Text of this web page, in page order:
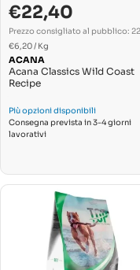
Prezzo
di
vendita
€22,40
normale
Prezzo consigliato al pubblico:
PREZZO
UNITARIO
€6,20/ Per
Kg
ACANA
Acana Classics Wild Coast
Recipe
Più opzioni disponibili
Consegna prevista in 3-4 giorni
lavorativi